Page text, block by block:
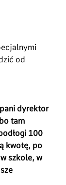
od
dyrektor
tam
100
kwotę, po
szkole, w